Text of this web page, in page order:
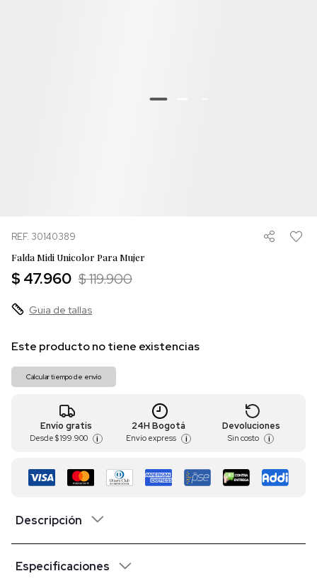
REF. 30140389
Falda Midi Unicolor Para Mujer
$ 47.960 $ 119.900
Guia de tallas
Este producto no tiene existencias
Calcular tiempo de envío
Envío gratis
Desde $ 199.900 i
24H Bogotá
Envío express i
Devoluciones
Sin costo i
Descripción
Especificaciones